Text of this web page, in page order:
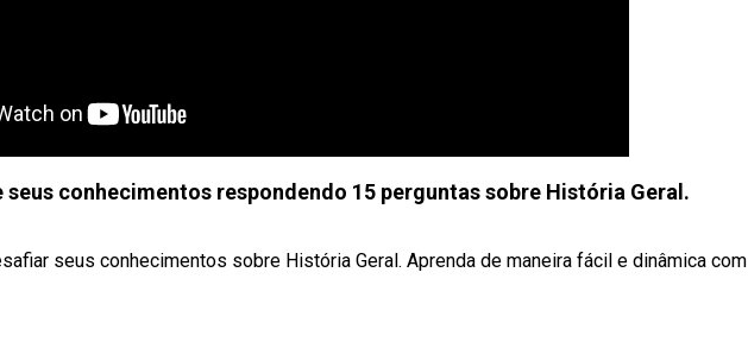
conhecimentos respondendo 15 perguntas sobre História Geral.
seus conhecimentos sobre História Geral. Aprenda de maneira fácil e dinâmica com